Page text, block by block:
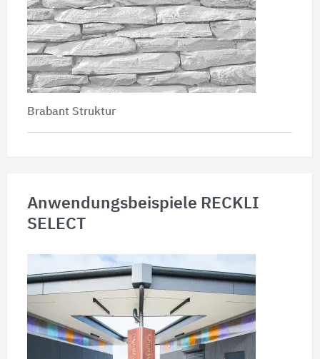
Brabant Struktur
Anwendungsbeispiele RECKLI
SELECT